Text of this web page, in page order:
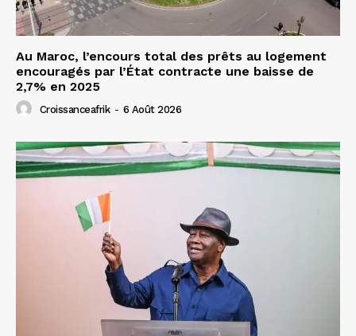
Au Maroc, l’encours total des prêts au logement
encouragés par l’État contracte une baisse de
2,7% en 2025
Croissanceafrik - 6 Août 2026